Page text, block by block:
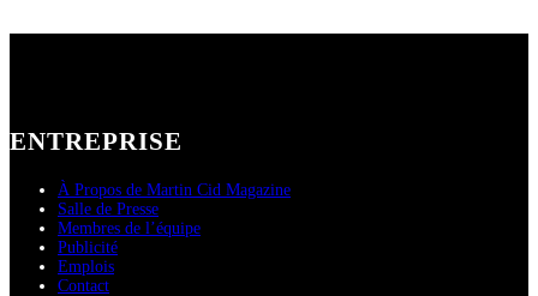
ENTREPRISE
À Propos de Martin Cid Magazine
Salle de Presse
Membres de l’équipe
Publicité
Emplois
Contact